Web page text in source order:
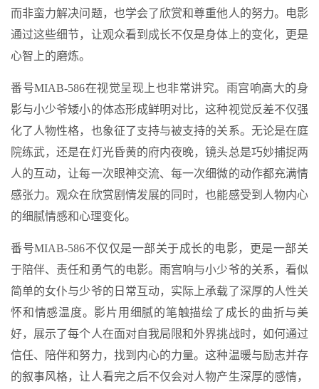
而非蛮力解决问题，也学会了欣赏和尊重他人的努力。电影
通过这些细节，让观众看到成长不仅是身体上的变化，更是
心智上的磨炼。
番号MIAB-586在视觉呈现上也非常讲究。雨宫响高大的身
影与小少爷矮小的体态形成鲜明对比，这种视觉反差不仅强
化了人物性格，也象征了支持与被支持的关系。无论是在庭
院练武，还是在灯光昏黄的府内夜晚，镜头总是巧妙捕捉两
人的互动，让每一次眼神交流、每一次细微的动作都充满情
感张力。观众在欣赏剧情发展的同时，也能感受到人物内心
的细腻情感和心理变化。
番号MIAB-586不仅仅是一部关于成长的电影，更是一部关
于陪伴、责任和勇气的电影。雨宫响与小少爷的关系，看似
简单的女仆与少爷的日常互动，实际上承载了深厚的人性关
怀和情感温度。影片用细腻的笔触描绘了成长的曲折与美
好，展示了每个人在面对自我局限和外界挑战时，如何通过
信任、陪伴和努力，找到内心的力量。这种温暖与励志并存
的叙事风格，让人看完之后不仅会对人物产生深厚的感情，